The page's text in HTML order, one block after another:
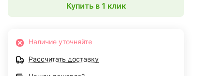
Купить в 1 клик
Наличие уточняйте
Рассчитать доставку